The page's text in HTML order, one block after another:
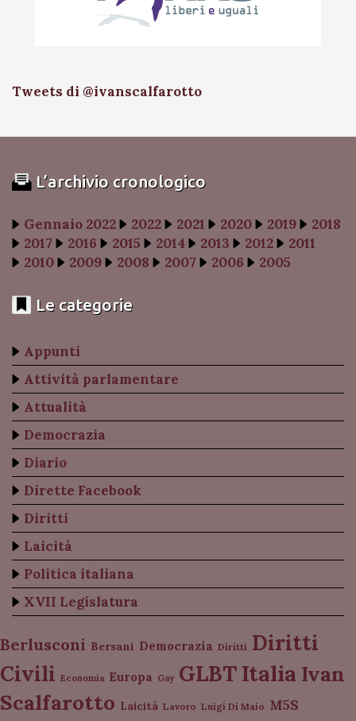
Tweets di @ivanscalfarotto
L’archivio cronologico
Gennaio 2022 2022 2021 2020 2019
2018
2017
2016 2015 2014 2013 2012
2011
2010
2009 2008 2007 2006 2005
Le categorie
Appunti
Attività parlamentare
Attualità
Democrazia
Diario
Dirette Facebook
Diritti
Laicità
Politica italiana
XVII Legislatura
Berlusconi Bersani Democrazia Diritti Diritti
Civili Economia Europa Gay GLBT Italia Ivan
Scalfarotto Laicità Lavoro Luigi Di Maio M5S